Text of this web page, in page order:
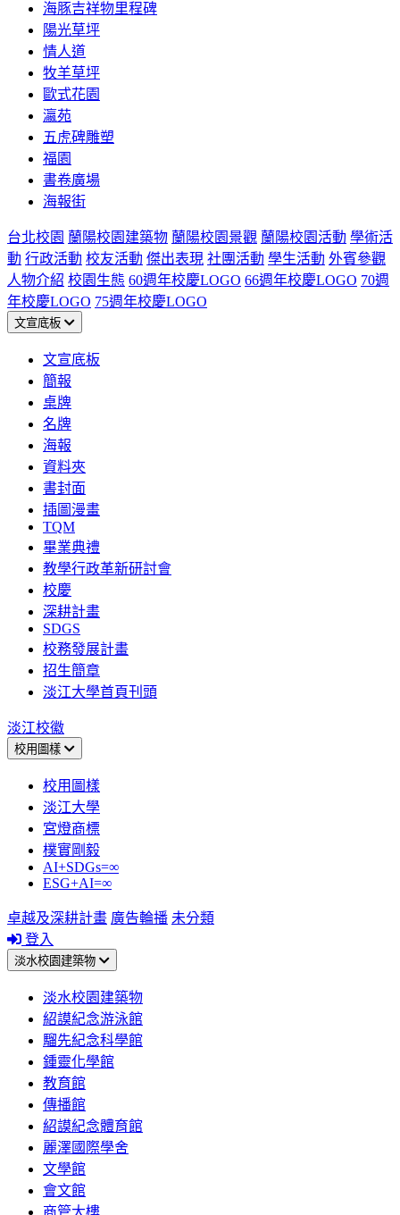
海豚吉祥物里程碑
陽光草坪
情人道
牧羊草坪
歐式花園
瀛苑
五虎碑雕塑
福園
書卷廣場
海報街
台北校園 蘭陽校園建築物 蘭陽校園景觀 蘭陽校園活動 學術活
動 行政活動 校友活動 傑出表現 社團活動 學生活動 外賓參觀
人物介紹 校園生態 60週年校慶LOGO 66週年校慶LOGO 70週
年校慶LOGO 75週年校慶LOGO
文宣底板
文宣底板
簡報
桌牌
名牌
海報
資料夾
書封面
插圖漫畫
TQM
畢業典禮
教學行政革新研討會
校慶
深耕計畫
SDGS
校務發展計畫
招生簡章
淡江大學首頁刊頭
淡江校徽
校用圖樣
校用圖樣
淡江大學
宮燈商標
樸實剛毅
AI+SDGs=∞
ESG+AI=∞
卓越及深耕計畫 廣告輪播 未分類
登入
淡水校園建築物
淡水校園建築物
紹謨紀念游泳館
騮先紀念科學館
鍾靈化學館
教育館
傳播館
紹謨紀念體育館
麗澤國際學舍
文學館
會文館
商管大樓